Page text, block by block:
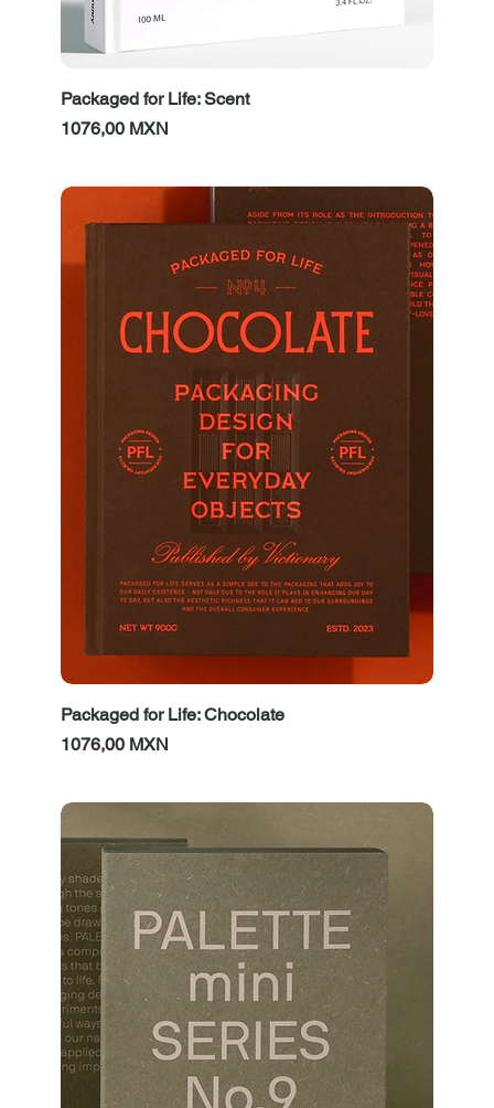
Packaged for Life: Scent
Prezzo
1076,00 MXN
Packaged for Life: Chocolate
Prezzo
1076,00 MXN